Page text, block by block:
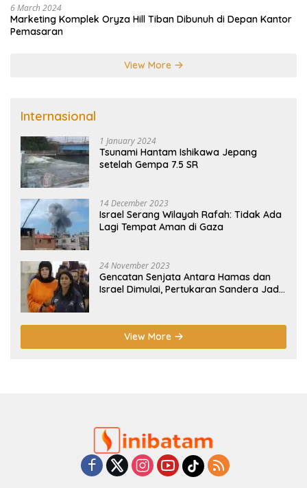
6 March 2024
Marketing Komplek Oryza Hill Tiban Dibunuh di Depan Kantor
Pemasaran
View More
Internasional
1 January 2024
Tsunami Hantam Ishikawa Jepang
setelah Gempa 7.5 SR
14 December 2023
Israel Serang Wilayah Rafah: Tidak Ada
Lagi Tempat Aman di Gaza
24 November 2023
Gencatan Senjata Antara Hamas dan
Israel Dimulai, Pertukaran Sandera Jadi
View More